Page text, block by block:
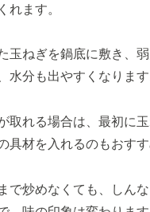
れます。
玉ねぎを鍋底に敷き、
水分も出やすくなります
取れる場合は、最初に
具材を入れるのもおすす
で炒めなくても、しん